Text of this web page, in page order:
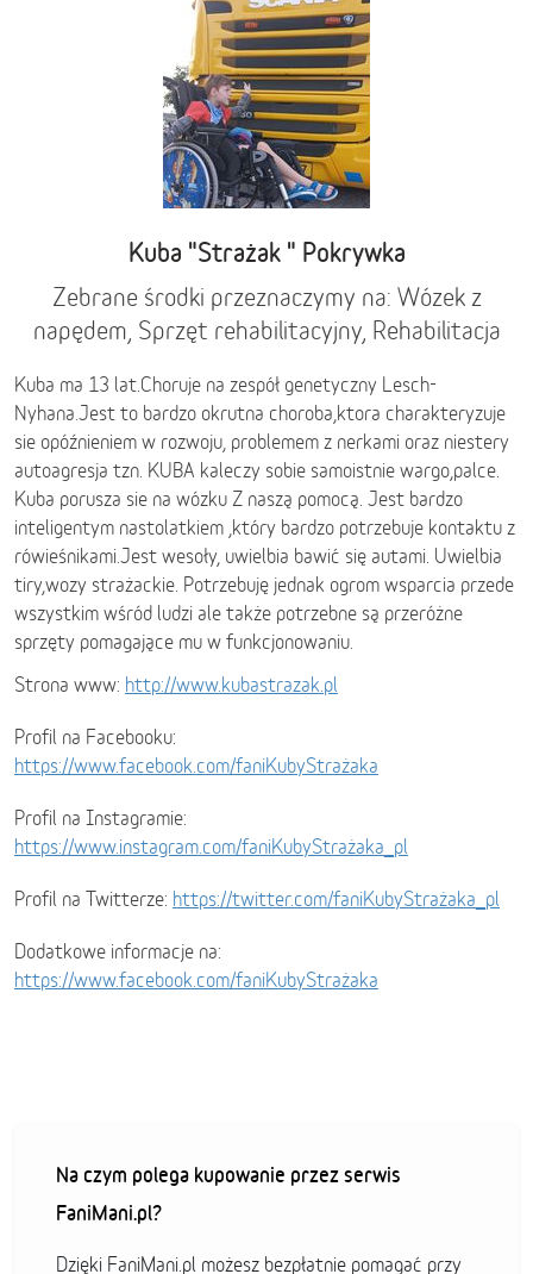
Kuba "Strażak " Pokrywka
Zebrane środki przeznaczymy na: Wózek z
napędem, Sprzęt rehabilitacyjny, Rehabilitacja
Kuba ma 13 lat.Choruje na zespół genetyczny Lesch-
Nyhana.Jest to bardzo okrutna choroba,ktora charakteryzuje
sie opóźnieniem w rozwoju, problemem z nerkami oraz niestery
autoagresja tzn. KUBA kaleczy sobie samoistnie wargo,palce.
Kuba porusza sie na wózku Z naszą pomocą. Jest bardzo
inteligentym nastolatkiem ,który bardzo potrzebuje kontaktu z
rówieśnikami.Jest wesoły, uwielbia bawić się autami. Uwielbia
tiry,wozy strażackie. Potrzebuję jednak ogrom wsparcia przede
wszystkim wśród ludzi ale także potrzebne są przeróżne
sprzęty pomagające mu w funkcjonowaniu.
Strona www: http://www.kubastrazak.pl
Profil na Facebooku:
https://www.facebook.com/faniKubyStrażaka
Profil na Instagramie:
https://www.instagram.com/faniKubyStrażaka_pl
Profil na Twitterze: https://twitter.com/faniKubyStrażaka_pl
Dodatkowe informacje na:
https://www.facebook.com/faniKubyStrażaka
Na czym polega kupowanie przez serwis
FaniMani.pl?
Dzięki FaniMani.pl możesz bezpłatnie pomagać przy